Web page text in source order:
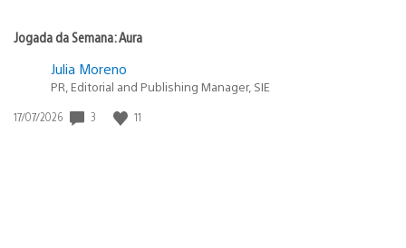
Jogada da Semana: Aura
Julia Moreno
PR, Editorial and Publishing Manager, SIE
Data
17/07/2026 3 11